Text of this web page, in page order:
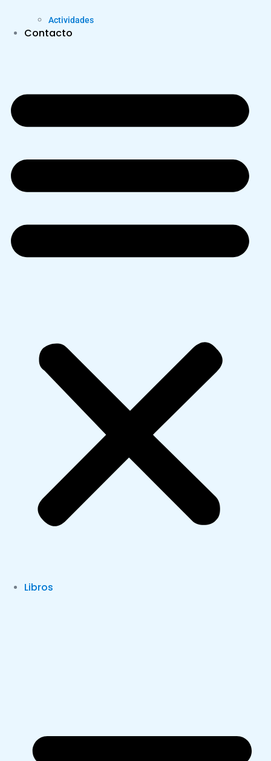
Actividades
Contacto
Libros